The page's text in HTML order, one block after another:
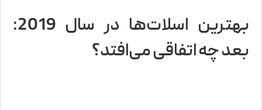
بهترین اسلات‌ها در سال 2019:
بعد چه اتفاقی می‌افتد؟